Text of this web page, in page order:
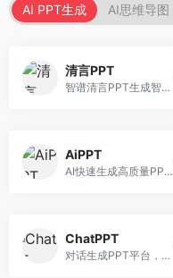
AI PPT生成 AI思维导图
清言PPT
智谱清言PPT生成智能体，基于GLM大模型。面向智谱用户，支持对话生成PPT、内容优化等服务，与智谱生态深度整合。
AiPPT
AI快速生成高质量PPT平台，支持主题定制。面向职场人士和学生，提供一键生成、模板选择、内容优化等服务，PPT制作速度快，设计质量高。
ChatPPT
对话生成PPT平台，支持自然语言交互创作。面向职场人士和教育工作者，通过对话方式完成PPT制作，交互体验友好，创作过程直观。